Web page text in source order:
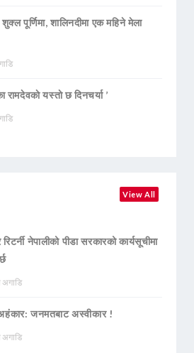
पूर्णिमा, शालिनदीमा एक महिने मेला
रामदेवकाे यस्ताे छ दिनचर्या ’
View All
रिटर्नी नेपालीको पीडा सरकारको कार्यसूचीमा
अगाडि
जनमतबाट अस्वीकार !
अगाडि